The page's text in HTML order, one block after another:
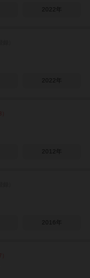
2022年
2022年
2012年
2016年